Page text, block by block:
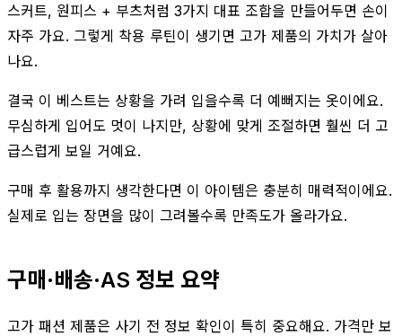
스커트, 원피스 + 부츠처럼 3가지 대표 조합을 만들어두면 손이
자주 가요. 그렇게 착용 루틴이 생기면 고가 제품의 가치가 살아
나요.
결국 이 베스트는 상황을 가려 입을수록 더 예뻐지는 옷이에요.
무심하게 입어도 멋이 나지만, 상황에 맞게 조절하면 훨씬 더 고
급스럽게 보일 거예요.
구매 후 활용까지 생각한다면 이 아이템은 충분히 매력적이에요.
실제로 입는 장면을 많이 그려볼수록 만족도가 올라가요.
구매·배송·AS 정보 요약
고가 패션 제품은 사기 전 정보 확인이 특히 중요해요. 가격만 보